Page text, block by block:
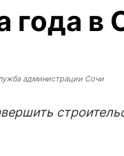
года в
администрации Сочи